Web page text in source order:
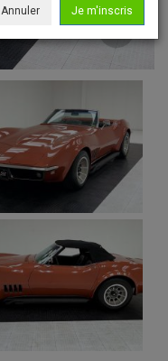
Annuler Je m'inscris